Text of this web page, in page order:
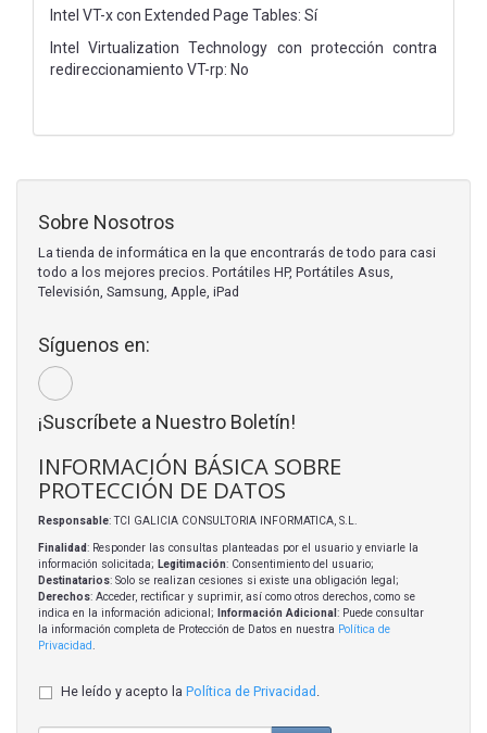
Intel VT-x con Extended Page Tables: Sí
Intel Virtualization Technology con protección contra
redireccionamiento VT-rp: No
Sobre Nosotros
La tienda de informática en la que encontrarás de todo para casi
todo a los mejores precios. Portátiles HP, Portátiles Asus,
Televisión, Samsung, Apple, iPad
Síguenos en:
¡Suscríbete a Nuestro Boletín!
INFORMACIÓN BÁSICA SOBRE
PROTECCIÓN DE DATOS
Responsable: TCI GALICIA CONSULTORIA INFORMATICA, S.L.
Finalidad: Responder las consultas planteadas por el usuario y enviarle la
información solicitada; Legitimación: Consentimiento del usuario;
Destinatarios: Solo se realizan cesiones si existe una obligación legal;
Derechos: Acceder, rectificar y suprimir, así como otros derechos, como se
indica en la información adicional;
Información Adicional : Puede consultar
la información completa de Protección de Datos en nuestra Política de
Privacidad
He leído y acepto la Política de Privacidad